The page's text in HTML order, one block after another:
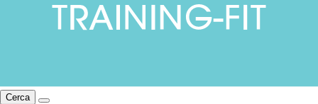
Cerca